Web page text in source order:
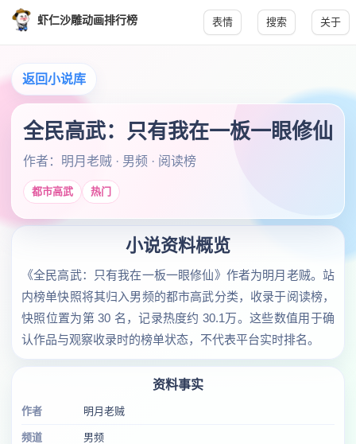
虾仁沙雕动画排行榜 表情 搜索 关于
返回小说库
全民高武：只有我在一板一眼修仙
作者：明月老贼 · 男频 · 阅读榜
都市高武 热门
小说资料概览
《全民高武：只有我在一板一眼修仙》作者为明月老贼。站
内榜单快照将其归入男频的都市高武分类，收录于阅读榜，
快照位置为第 30 名，记录热度约 30.1万。这些数值用于确
认作品与观察收录时的榜单状态，不代表平台实时排名。
资料事实
作者 明月老贼
频道 男频